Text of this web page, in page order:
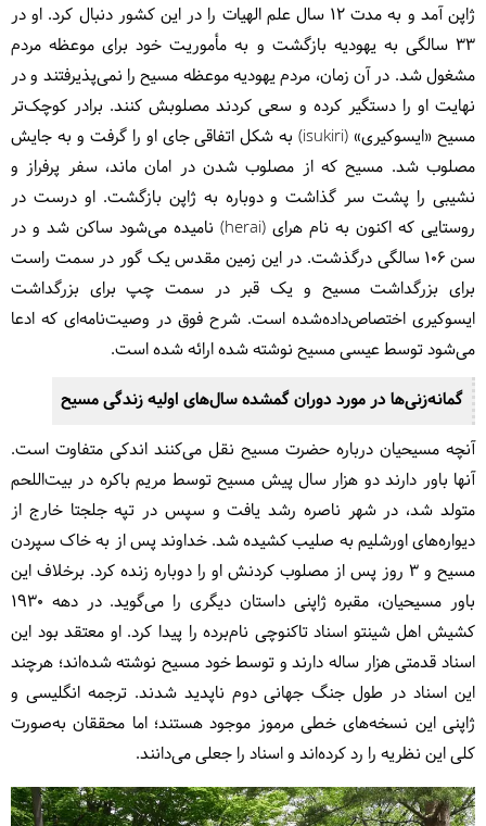
ژاپن آمد و به مدت 12 سال علم الهیات را در این کشور دنبال کرد. او در
33 سالگی به یهودیه بازگشت و به مأموریت خود برای موعظه مردم
مشغول شد. در آن زمان، مردم یهودیه موعظه مسیح را نمی‌پذیرفتند و در
نهایت او را دستگیر کرده و سعی کردند مصلوبش کنند. برادر کوچک‌تر
مسیح «ایسوکیری» (isukiri) به شکل اتفاقی جای او را گرفت و به جایش
مصلوب شد. مسیح که از مصلوب شدن در امان ماند، سفر پرفراز و
نشیبی را پشت سر گذاشت و دوباره به ژاپن بازگشت. او درست در
روستایی که اکنون به نام هرای (herai) نامیده می‌شود ساکن شد و در
سن 106 سالگی درگذشت. در این زمین مقدس یک گور در سمت راست
برای بزرگداشت مسیح و یک قبر در سمت چپ برای بزرگداشت
ایسوکیری اختصاص‌داده‌شده است. شرح فوق در وصیت‌نامه‌ای که ادعا
می‌شود توسط عیسی مسیح نوشته شده ارائه شده است.
گمانه‌زنی‌ها در مورد دوران گمشده سال‌های اولیه زندگی مسیح
آنچه مسیحیان درباره حضرت مسیح نقل می‌کنند اندکی متفاوت است.
آنها باور دارند دو هزار سال پیش مسیح توسط مریم باکره در بیت‌اللحم
متولد شد، در شهر ناصره رشد یافت و سپس در تپه جلجتا خارج از
دیواره‌های اورشلیم به صلیب کشیده شد. خداوند پس از به خاک سپردن
مسیح و 3 روز پس از مصلوب کردنش او را دوباره زنده کرد. برخلاف این
باور مسیحیان، مقبره ژاپنی داستان دیگری را می‌گوید. در دهه ۱۹۳۰
کشیش اهل شینتو اسناد تاکنوچی نام‌برده را پیدا کرد. او معتقد بود این
اسناد قدمتی هزار ساله دارند و توسط خود مسیح نوشته شده‌اند؛ هرچند
این اسناد در طول جنگ جهانی دوم ناپدید شدند. ترجمه انگلیسی و
ژاپنی این نسخه‌های خطی مرموز موجود هستند؛ اما محققان به‌صورت
کلی این نظریه را رد کرده‌اند و اسناد را جعلی می‌دانند.